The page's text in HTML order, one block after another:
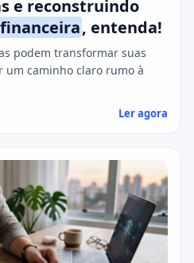
e reconstruindo
, entenda!
podem transformar suas
caminho claro rumo à
Ler agora